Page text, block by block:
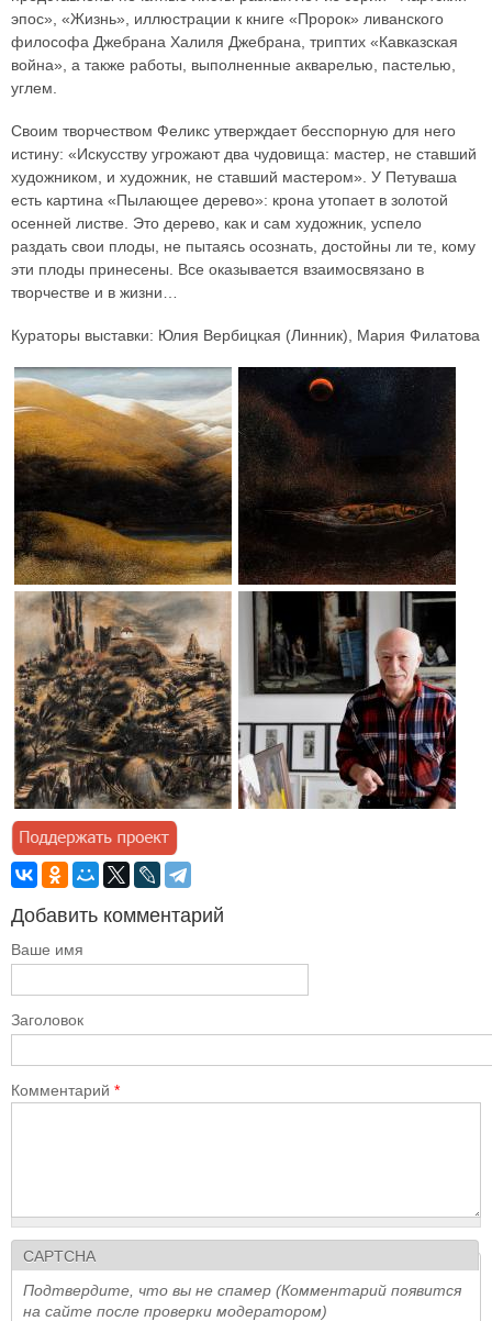
эпос», «Жизнь», иллюстрации к книге «Пророк» ливанского
философа Джебрана Халиля Джебрана, триптих «Кавказская
война», а также работы, выполненные акварелью, пастелью,
углем.
Своим творчеством Феликс утверждает бесспорную для него
истину: «Искусству угрожают два чудовища: мастер, не ставший
художником, и художник, не ставший мастером». У Петуваша
есть картина «Пылающее дерево»: крона утопает в золотой
осенней листве. Это дерево, как и сам художник, успело
раздать свои плоды, не пытаясь осознать, достойны ли те, кому
эти плоды принесены. Все оказывается взаимосвязано в
творчестве и в жизни…
Кураторы выставки: Юлия Вербицкая (Линник), Мария Филатова
Добавить комментарий
Ваше имя
Заголовок
Комментарий *
CAPTCHA
Подтвердите, что вы не спамер (Комментарий появится
на сайте после проверки модератором)